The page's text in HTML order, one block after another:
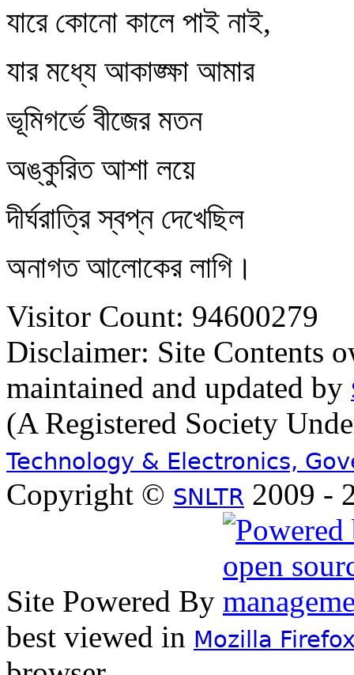
যারে কোনো কালে পাই নাই,
যার মধ্যে আকাঙ্ক্ষা আমার
ভূমিগর্ভে বীজের মতন
অঙ্কুরিত আশা লয়ে
দীর্ঘরাত্রি স্বপ্ন দেখেছিল
অনাগত আলোকের লাগি।
Visitor Count: 94600279
Disclaimer: Site Contents
maintained and updated by
(A Registered Society
Technology & Electronics,
Copyright © SNLTR 2009 -
Site Powered By
best viewed in Mozilla